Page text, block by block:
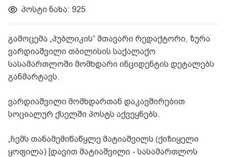
პოსტი ნახა: 925
გამოცემა „პუბლიკის“ მთავარი რედაქტორი, ზურა
ვარდიაშვილი თბილისის საქალაქო
სასამართლოში მომხდარი ინციდენტის დეტალებს
განმარტავს.
ვარდიაშვილი მომხდართან დაკავშირებით
სოციალურ ქსელში პოსტს აქვეყნებს.
„ჩემს თანამემიწაწყლე მატიაშვილს (ქიზიყელი
ყოფილა) [დავით მატიაშვილი - სასამართლოს